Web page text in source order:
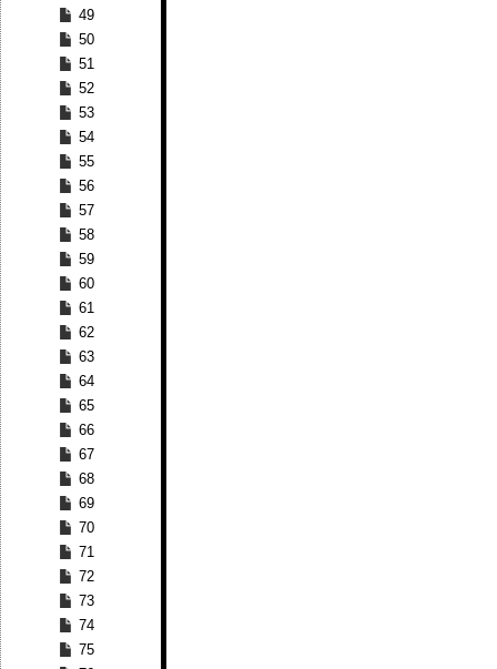
49
50
51
52
53
54
55
56
57
58
59
60
61
62
63
64
65
66
67
68
69
70
71
72
73
74
75